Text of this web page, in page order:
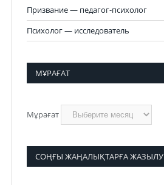
Призвание — педагог-психолог
Психолог — исследователь
МҰРАҒАТ
Мұрағат
СОҢҒЫ ЖАҢАЛЫҚТАРҒА ЖАЗЫЛУ